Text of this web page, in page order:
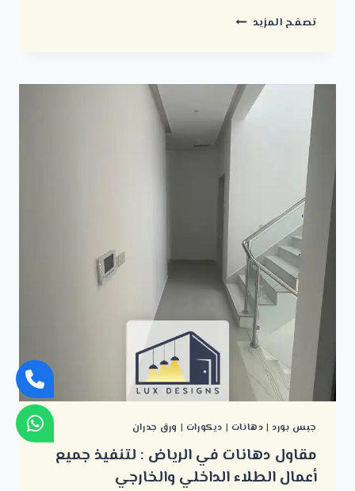
تصفح المزيد شركة
:
تقدم
ضمان
على
جودة
الطلاء
جبس بورد | دهانات | ديكورات | ورق جدران
مقاول دهانات في الرياض : لتنفيذ جميع
أعمال الطلاء الداخلي والخارجي